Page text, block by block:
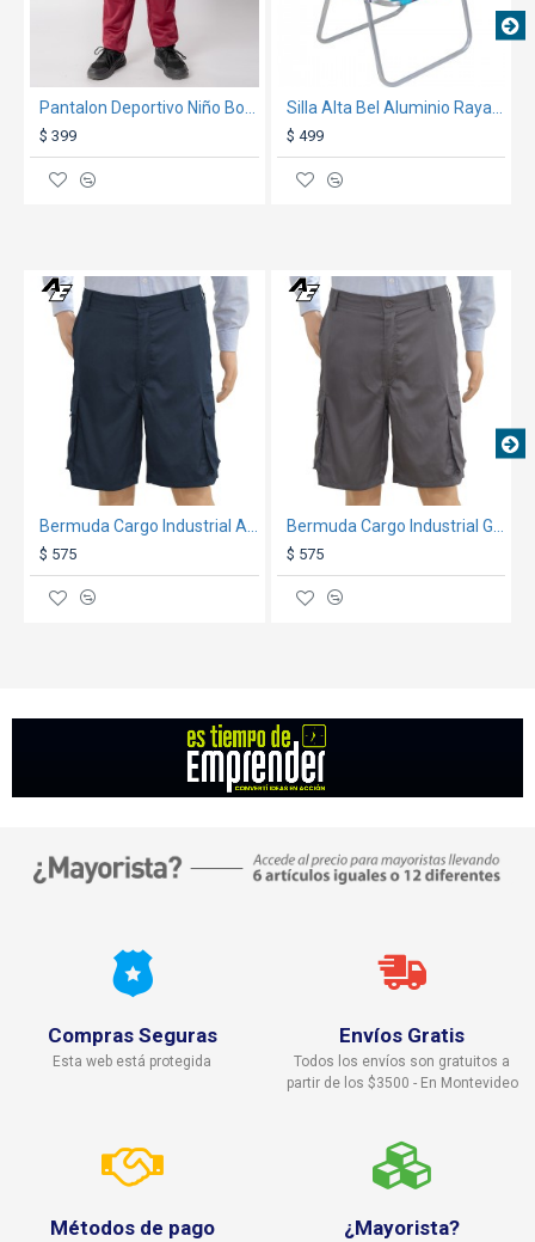
$ 399 $ 499
TEXTTRANSPARENTE
$ 575 $ 575
Compras Seguras
Esta web está protegida
Envíos Gratis
Todos los envíos son gratuitos a
partir de los $3500 - En Montevideo
Métodos de pago ¿Mayorista?